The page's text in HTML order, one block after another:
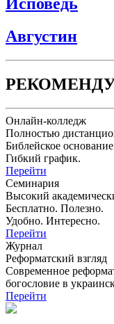
Исповедь
Августин
Онлайн-колледж
Полностью
Библейское
Гибкий график.
Перейти
Семинария
Высокий
Бесплатно. Полезно.
Удобно. Интересно.
Перейти
Журнал
Реформатский взгляд
Современное
богословие в
Перейти